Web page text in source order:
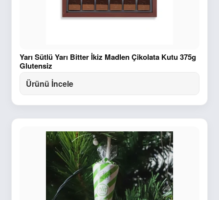
Yarı Sütlü Yarı Bitter İkiz Madlen Çikolata Kutu 375g
Glutensiz
Ürünü İncele